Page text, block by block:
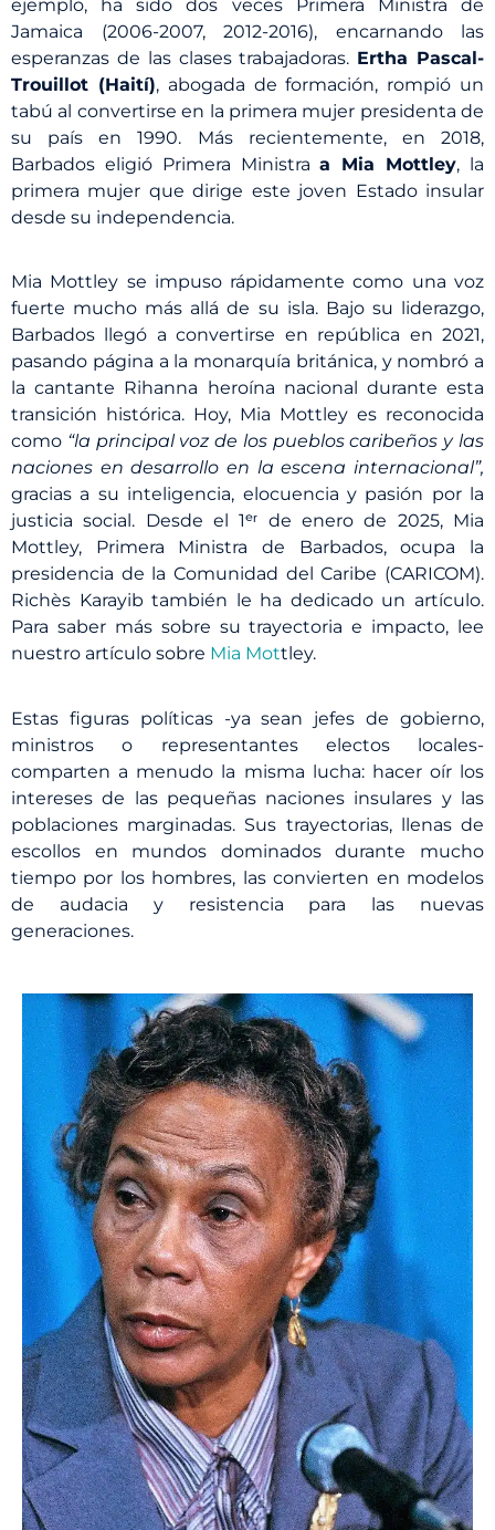
ejemplo, ha sido dos veces Primera Ministra de
Jamaica (2006-2007, 2012-2016), encarnando las
esperanzas de las clases trabajadoras. Ertha Pascal-
Trouillot (Haití), abogada de formación, rompió un
tabú al convertirse en la primera mujer presidenta de
su país en 1990. Más recientemente, en 2018,
Barbados eligió Primera Ministraa Mia Mottley, la
primera mujer que dirige este joven Estado insular
desde su independencia.
Mia Mottley se impuso rápidamente como una voz
fuerte mucho más allá de su isla. Bajo su liderazgo,
Barbados llegó a convertirse en república en 2021,
pasando página a la monarquía británica, y nombró a
la cantante Rihanna heroína nacional durante esta
transición histórica. Hoy, Mia Mottley es reconocida
como “la principal voz de los pueblos caribeños y las
naciones en desarrollo en la escena internacional”,
gracias a su inteligencia, elocuencia y pasión por la
justicia social. Desde el 1ᵉʳ de enero de 2025, Mia
Mottley, Primera Ministra de Barbados, ocupa la
presidencia de la Comunidad del Caribe (CARICOM).
Richès Karayib también le ha dedicado un artículo.
Para saber más sobre su trayectoria e impacto, lee
nuestro artículo sobre Mia Mottley.
Estas figuras políticas -ya sean jefes de gobierno,
ministros o representantes electos locales-
comparten a menudo la misma lucha: hacer oír los
intereses de las pequeñas naciones insulares y las
poblaciones marginadas. Sus trayectorias, llenas de
escollos en mundos dominados durante mucho
tiempo por los hombres, las convierten en modelos
de audacia y resistencia para las nuevas
generaciones.